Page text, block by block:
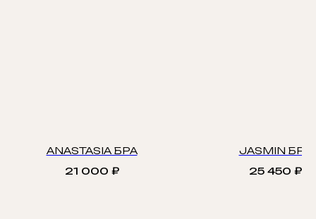
ANASTASIA БРА
21 000 ₽
JASMIN БРА
25 450 ₽